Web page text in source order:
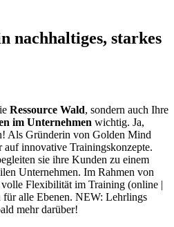
nachhaltiges, starkes
Ressource Wald, sondern auch Ihre
im Unternehmen wichtig. Ja,
Als Gründerin von Golden Mind
innovative Trainingskonzepte.
sie ihre Kunden zu einem
Unternehmen. Im Rahmen von
Flexibilität im Training (online |
alle Ebenen. NEW: Lehrlings
mehr darüber!